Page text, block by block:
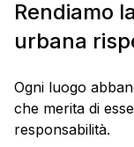
Rendiamo
urbana
Ogni luogo
che merita di
responsabilità.